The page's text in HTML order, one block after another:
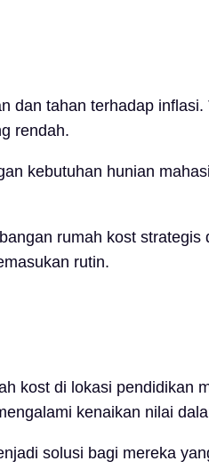
dan tahan terhadap
rendah.
kebutuhan hunian
rumah kost strategis
rutin.
kost di lokasi pendidikan
kenaikan nilai
solusi bagi mereka